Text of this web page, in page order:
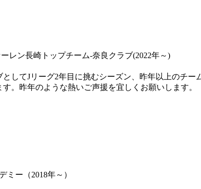
レン長崎トップチーム-奈良クラブ(2022年～)
してJリーグ2年目に挑むシーズン、昨年以上のチー
。昨年のような熱いご声援を宜しくお願いします。
ミー（2018年～）